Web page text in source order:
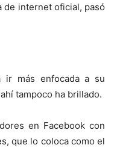
de internet oficial, pasó
ir más enfocada a su
tampoco ha brillado.
en Facebook con
que lo coloca como el